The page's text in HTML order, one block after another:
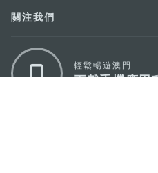
關注我們
輕鬆暢遊澳門
下載手機應用